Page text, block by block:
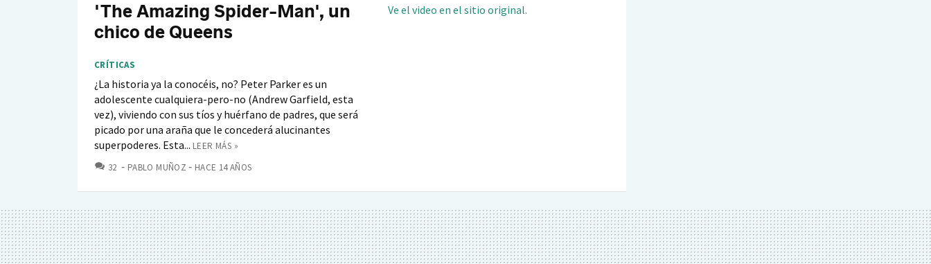
Ve el video en el sitio original.
'The Amazing Spider-Man', un
chico de Queens
CRÍTICAS
¿La historia ya la conocéis, no? Peter Parker es un
adolescente cualquiera-pero-no (Andrew Garfield, esta
vez), viviendo con sus tíos y huérfano de padres, que será
picado por una araña que le concederá alucinantes
superpoderes. Esta... LEER MÁS »
32 COMENTARIOS
PABLO MUÑOZ HACE 14 AÑOS